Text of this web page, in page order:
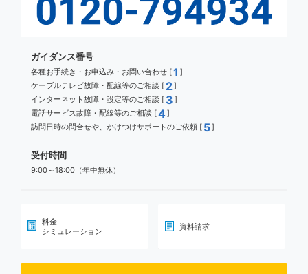
ガイダンス番号
各種お手続き・お申込み・お問い合わせ [1 ]
ケーブルテレビ故障・配線等のご相談 [ 2]
インターネット故障・設定等のご相談 [ 3 ]
電話サービス故障・配線等のご相談 [4]
訪問日時の問合せや、かけつけサポートのご依頼 [ 5]
受付時間
9:00～18:00（年中無休）
料金
シミュレーション
資料請求